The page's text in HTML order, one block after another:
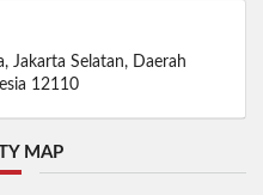
Jakarta Selatan, Daerah
12110
MAP